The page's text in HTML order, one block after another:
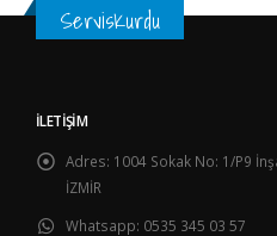
ServisKurdu
İLETIŞIM
Adres: 1004 Sokak No: 1/P9
İZMİR
Whatsapp: 0535 345 03 57